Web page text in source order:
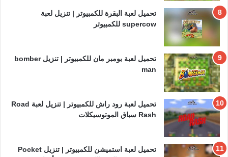
تحميل لعبة البقرة للكمبيوتر | تنزيل لعبة
supercow للكمبيوتر
تحميل لعبة بومبر مان للكمبيوتر | تنزيل bomber
man
تحميل لعبة رود راش للكمبيوتر | تنزيل لعبة Road
Rash سباق الموتوسيكلات
تحميل لعبة استميشن للكمبيوتر | تنزيل Pocket